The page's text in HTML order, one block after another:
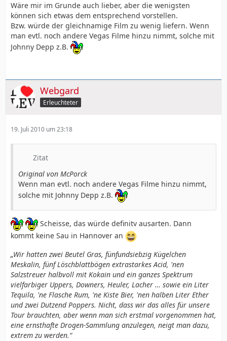
Wäre mir im Grunde auch lieber, aber die wenigsten
können sich etwas dem entsprechend vorstellen.
Bzw. würde der gleichnamige Film zu wenig liefern. Wenn
man evtl. noch andere Vegas Filme hinzu nimmt, solche mit
Johnny Depp z.B.
Webgard
Erleuchteter
19. Juli 2010 um 23:18
Zitat
Original von McPorck
Wenn man evtl. noch andere Vegas Filme hinzu nimmt,
solche mit Johnny Depp z.B.
Scheisse, das würde definitv ausarten. Dann
kommt keine Sau in Hannover an
„Wir hatten zwei Beutel Gras, fünfundsiebzig Kügelchen
Meskalin, fünf Löschblattbögen extrastarkes Acid, 'nen
Salzstreuer halbvoll mit Kokain und ein ganzes Spektrum
vielfarbiger Uppers, Downers, Heuler, Lacher … sowie ein Liter
Tequila, 'ne Flasche Rum, 'ne Kiste Bier, 'nen halben Liter Ether
und zwei Dutzend Poppers. Nicht, dass wir das alles für unsere
Tour brauchten, aber wenn man sich erstmal vorgenommen hat,
eine ernsthafte Drogen-Sammlung anzulegen, neigt man dazu,
extrem zu werden.“